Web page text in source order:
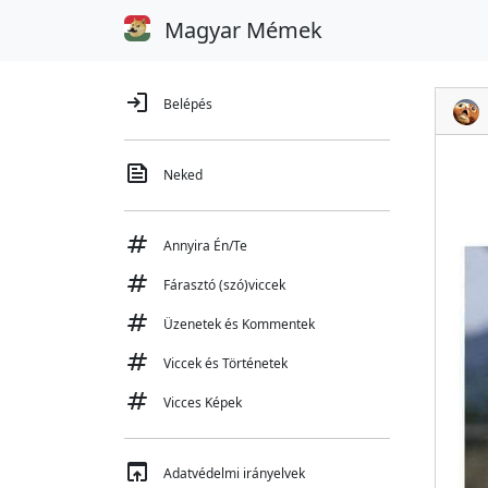
Magyar Mémek
login Belépés
feed Neked
tag Annyira Én/Te
tag Fárasztó (szó)viccek
tag Üzenetek és Kommentek
tag Viccek és Történetek
tag Vicces Képek
open_in_browser Adatvédelmi irányelvek